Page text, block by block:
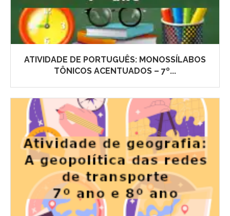
ATIVIDADE DE PORTUGUÊS: MONOSSÍLABOS
TÔNICOS ACENTUADOS – 7º...